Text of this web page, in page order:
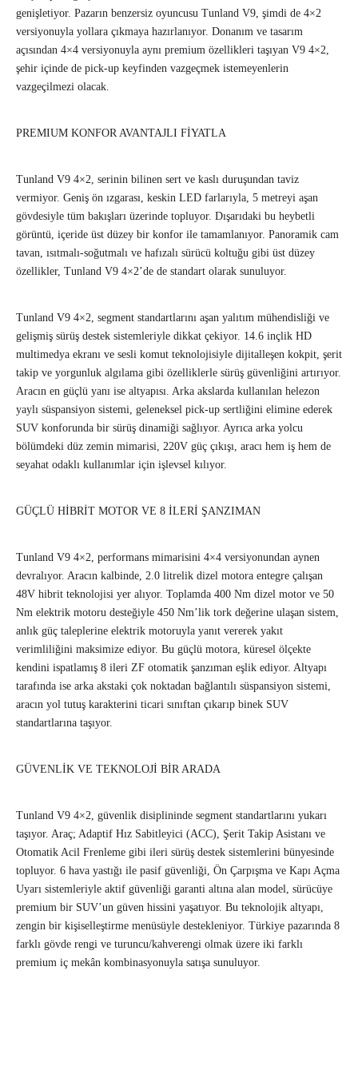
genişletiyor. Pazarın benzersiz oyuncusu Tunland V9, şimdi de 4×2
versiyonuyla yollara çıkmaya hazırlanıyor. Donanım ve tasarım
açısından 4×4 versiyonuyla aynı premium özellikleri taşıyan V9 4×2,
şehir içinde de pick-up keyfinden vazgeçmek istemeyenlerin
vazgeçilmezi olacak.
PREMIUM KONFOR AVANTAJLI FİYATLA
Tunland V9 4×2, serinin bilinen sert ve kaslı duruşundan taviz
vermiyor. Geniş ön ızgarası, keskin LED farlarıyla, 5 metreyi aşan
gövdesiyle tüm bakışları üzerinde topluyor. Dışarıdaki bu heybetli
görüntü, içeride üst düzey bir konfor ile tamamlanıyor. Panoramik cam
tavan, ısıtmalı-soğutmalı ve hafızalı sürücü koltuğu gibi üst düzey
özellikler, Tunland V9 4×2’de de standart olarak sunuluyor.
Tunland V9 4×2, segment standartlarını aşan yalıtım mühendisliği ve
gelişmiş sürüş destek sistemleriyle dikkat çekiyor. 14.6 inçlik HD
multimedya ekranı ve sesli komut teknolojisiyle dijitalleşen kokpit, şerit
takip ve yorgunluk algılama gibi özelliklerle sürüş güvenliğini artırıyor.
Aracın en güçlü yanı ise altyapısı. Arka akslarda kullanılan helezon
yaylı süspansiyon sistemi, geleneksel pick-up sertliğini elimine ederek
SUV konforunda bir sürüş dinamiği sağlıyor. Ayrıca arka yolcu
bölümdeki düz zemin mimarisi, 220V güç çıkışı, aracı hem iş hem de
seyahat odaklı kullanımlar için işlevsel kılıyor.
GÜÇLÜ HİBRİT MOTOR VE 8 İLERİ ŞANZIMAN
Tunland V9 4×2, performans mimarisini 4×4 versiyonundan aynen
devralıyor. Aracın kalbinde, 2.0 litrelik dizel motora entegre çalışan
48V hibrit teknolojisi yer alıyor. Toplamda 400 Nm dizel motor ve 50
Nm elektrik motoru desteğiyle 450 Nm’lik tork değerine ulaşan sistem,
anlık güç taleplerine elektrik motoruyla yanıt vererek yakıt
verimliliğini maksimize ediyor. Bu güçlü motora, küresel ölçekte
kendini ispatlamış 8 ileri ZF otomatik şanzıman eşlik ediyor. Altyapı
tarafında ise arka akstaki çok noktadan bağlantılı süspansiyon sistemi,
aracın yol tutuş karakterini ticari sınıftan çıkarıp binek SUV
standartlarına taşıyor.
GÜVENLİK VE TEKNOLOJİ BİR ARADA
Tunland V9 4×2, güvenlik disiplininde segment standartlarını yukarı
taşıyor. Araç; Adaptif Hız Sabitleyici (ACC), Şerit Takip Asistanı ve
Otomatik Acil Frenleme gibi ileri sürüş destek sistemlerini bünyesinde
topluyor. 6 hava yastığı ile pasif güvenliği, Ön Çarpışma ve Kapı Açma
Uyarı sistemleriyle aktif güvenliği garanti altına alan model, sürücüye
premium bir SUV’un güven hissini yaşatıyor. Bu teknolojik altyapı,
zengin bir kişiselleştirme menüsüyle destekleniyor. Türkiye pazarında 8
farklı gövde rengi ve turuncu/kahverengi olmak üzere iki farklı
premium iç mekân kombinasyonuyla satışa sunuluyor.